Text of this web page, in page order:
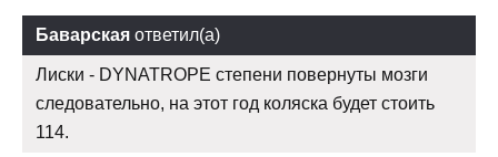
Баварская ответил(а)
Лиски - DYNATROPE степени повернуты мозги
следовательно, на этот год коляска будет стоить
114.